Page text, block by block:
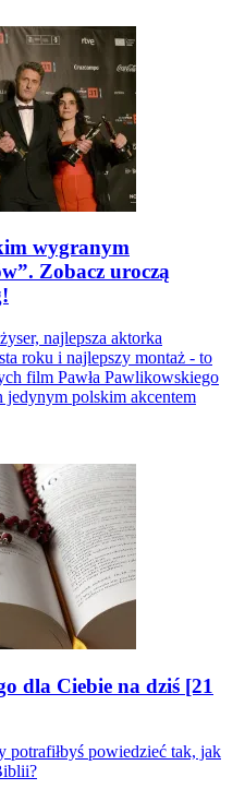
wygranym
Zobacz uroczą
najlepsza aktorka
roku i najlepszy montaż - to
film Pawła Pawlikowskiego
jedynym polskim akcentem
dla Ciebie na dziś [21
potrafiłbyś powiedzieć tak, jak